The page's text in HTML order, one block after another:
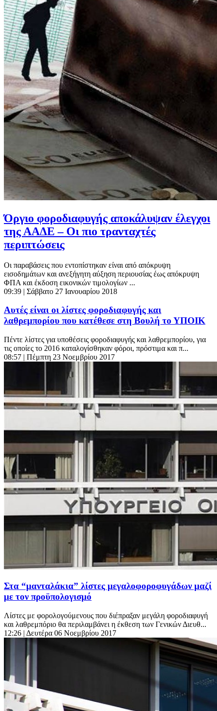
Όργιο φοροδιαφυγής αποκάλυψαν έλεγχοι
της ΑΑΔΕ – Οι πιο τρανταχτές
περιπτώσεις
Οι παραβάσεις που εντοπίστηκαν είναι από απόκρυψη
εισοδημάτων και ανεξήγητη αύξηση περιουσίας έως απόκρυψη
ΦΠΑ και έκδοση εικονικών τιμολογίων ...
09:39 | Σάββατο 27 Ιανουαρίου 2018
Αυτές είναι οι λίστες φοροδιαφυγής και
λαθρεμπορίου που κατέθεσε στη Βουλή το ΥΠΟΙΚ
Πέντε λίστες για υποθέσεις φοροδιαφυγής και λαθρεμπορίου, για
τις οποίες το 2016 καταλογίσθηκαν φόροι, πρόστιμα και π...
08:57 | Πέμπτη 23 Νοεμβρίου 2017
Στα “μανταλάκια” λίστες μεγαλοφοροφυγάδων μαζί
με τον προϋπολογισμό
Λίστες με φορολογούμενους που διέπραξαν μεγάλη φοροδιαφυγή
και λαθρεμπόριο θα περιλαμβάνει η έκθεση των Γενικών Διευθ...
12:26 | Δευτέρα 06 Νοεμβρίου 2017